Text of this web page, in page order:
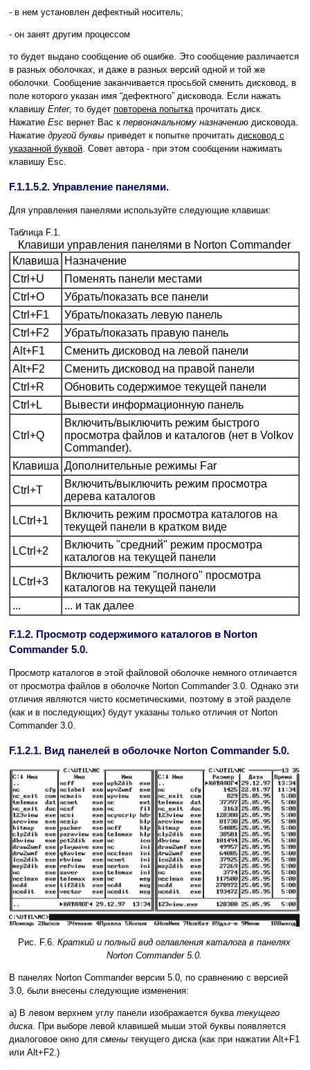
- в нем установлен дефектный носитель;
- он занят другим процессом
то будет выдано сообщение об ошибке. Это сообщение различается
в разных оболочках, и даже в разных версий одной и той же
оболочки. Сообщение заканчивается просьбой сменить дисковод, в
поле которого указан имя “дефектного” дисковода. Если нажать
клавишу Enter, то будет повторена попытка прочитать диск.
Нажатие Esc вернет Вас к первоначальному назначению дисковода.
Нажатие другой буквы приведет к попытке прочитать дисковод с
указанной буквой . Совет автора - при этом сообщении нажимать
клавишу Esc.
F.1.1.5.2. Управление панелями.
Для управления панелями используйте следующие клавиши:
Таблица F.1.
Клавиши управления панелями в Norton Commander
Клавиша
Назначение
Ctrl+U
Поменять панели местами
Ctrl+O
Убрать/показать все панели
Ctrl+F1
Убрать/показать левую панель
Ctrl+F2
Убрать/показать правую панель
Alt+F1
Сменить дисковод на левой панели
Alt+F2
Сменить дисковод на правой панели
Ctrl+R
Обновить содержимое текущей панели
Ctrl+L
Вывести информационную панель
Ctrl+Q
Включить/выключить режим быстрого
просмотра файлов и каталогов (нет в Volkov
Commander).
Клавиша Дополнительные режимы Far
Ctrl+T
Включить/выключить режим просмотра
дерева каталогов
LCtrl+1
Включить режим просмотра каталогов на
текущей панели в кратком виде
LCtrl+2
Включить "средний" режим просмотра
каталогов на текущей панели
LCtrl+3
Включить режим "полного" просмотра
каталогов на текущей панели
...
... и так далее
F.1.2. Просмотр содержимого каталогов в Norton
Commander 5.0.
Просмотр каталогов в этой файловой оболочке немного отличается
от просмотра файлов в оболочке Norton Commander 3.0. Однако эти
отличия являются чисто косметическими, поэтому в этой разделе
(как и в последующих) будут указаны только отличия от Norton
Commander 3.0.
F.1.2.1. Вид панелей в оболочке Norton Commander 5.0.
Рис. F.6. Краткий и полный вид оглавления каталога в панелях
Norton Commander 5.0.
В панелях Norton Commander версии 5.0, по сравнению с версией
3.0, были внесены следующие изменения:
a) В левом верхнем углу панели изображается буква текущего
диска . При выборе левой клавишей мыши этой буквы появляется
диалоговое окно для смены текущего диска (как при нажатии Alt+F1
или Alt+F2.)